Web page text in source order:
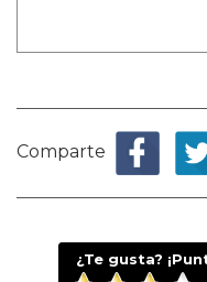
Comparte
¿Te gusta?